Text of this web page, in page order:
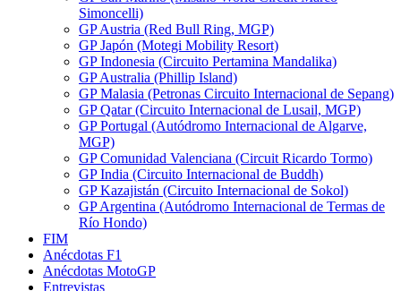
Simoncelli)
GP Austria (Red Bull Ring, MGP)
GP Japón (Motegi Mobility Resort)
GP Indonesia (Circuito Pertamina Mandalika)
GP Australia (Phillip Island)
GP Malasia (Petronas Circuito Internacional de Sepang)
GP Qatar (Circuito Internacional de Lusail, MGP)
GP Portugal (Autódromo Internacional de Algarve,
MGP)
GP Comunidad Valenciana (Circuit Ricardo Tormo)
GP India (Circuito Internacional de Buddh)
GP Kazajistán (Circuito Internacional de Sokol)
GP Argentina (Autódromo Internacional de Termas de
Río Hondo)
FIM
Anécdotas F1
Anécdotas MotoGP
Entrevistas